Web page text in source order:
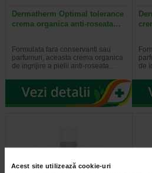
Acest site utilizează cookie-uri
Dermatherm Optimal tolerance
crema organica anti-roseata…
Formulata fara conservanti sau
parfumuri, aceasta crema organica
de ingrijire a pielii anti-roseata…
de